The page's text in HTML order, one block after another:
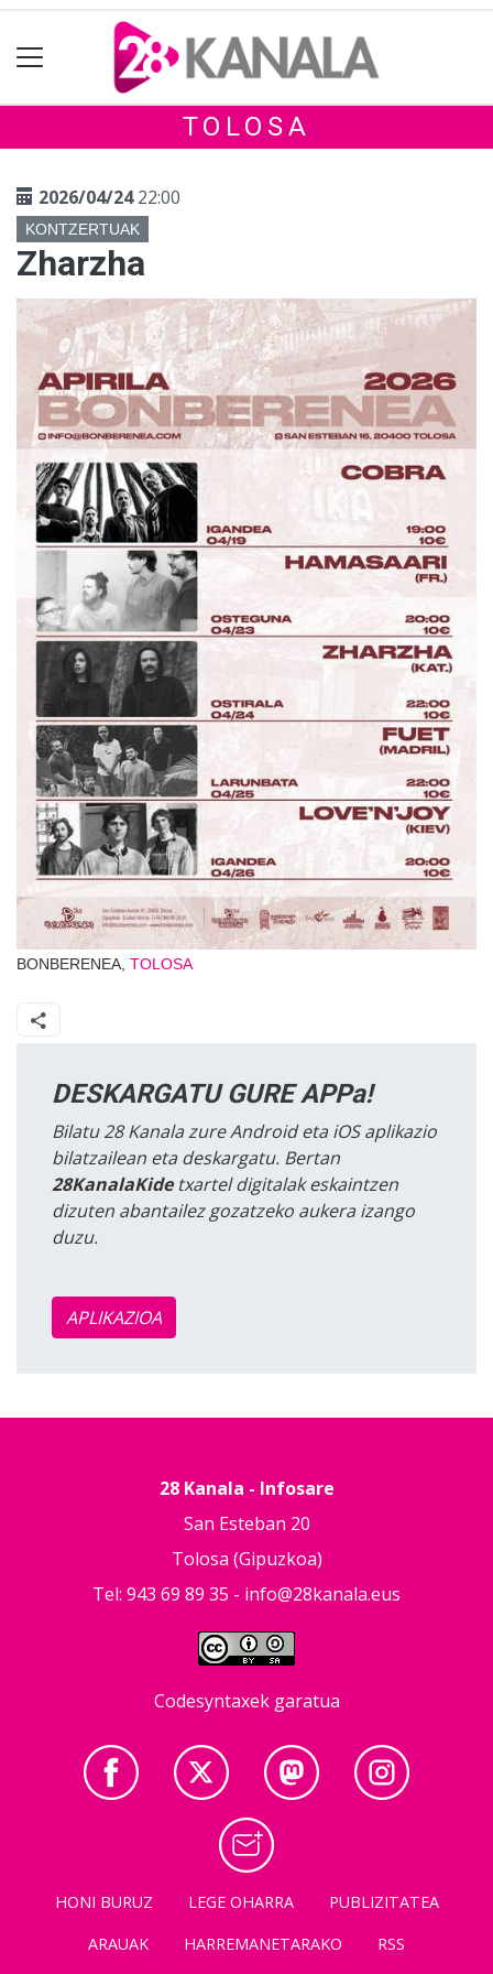
TOLOSA
2026/04/2422:00
KONTZERTUAK
Zharzha
BONBERENEA, TOLOSA
DESKARGATU GURE APPa!
Bilatu 28 Kanala zure Android eta iOS aplikazio
bilatzailean eta deskargatu. Bertan
28KanalaKidetxartel digitalak eskaintzen
dizuten abantailez gozatzeko aukera izango
duzu.
APLIKAZIOA
28 Kanala - Infosare
San Esteban 20
Tolosa (Gipuzkoa)
Tel: 943 69 89 35 - info@28kanala.eus
Codesyntaxek garatua
HONI BURUZ LEGE OHARRA
PUBLIZITATEA
ARAUAK
HARREMANETARAKO RSS